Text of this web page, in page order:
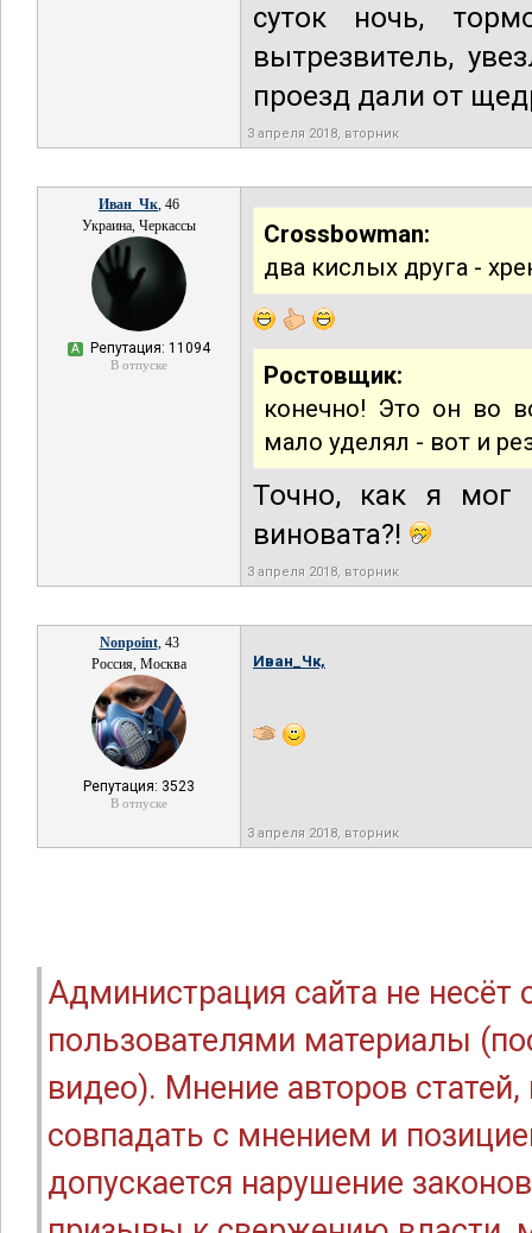
суток ночь,
вытрезвитель,
проезд дали от
3 апреля 2018, вторник
Иван_Чк, 46
Украина, Черкассы
А Репутация: 11094
В отпуске
Crossbowman:
два кислых друга -
Ростовщик:
конечно! Это он во
мало уделял - вот и
Точно, как я мог
виновата?!
3 апреля 2018, вторник
Nonpoint, 43
Россия, Москва
Репутация: 3523
В отпуске
Иван_Чк,
3 апреля 2018, вторник
Администрация сайта не
пользователями материалы
видео). Мнение авторов
совпадать с мнением и
допускается нарушение